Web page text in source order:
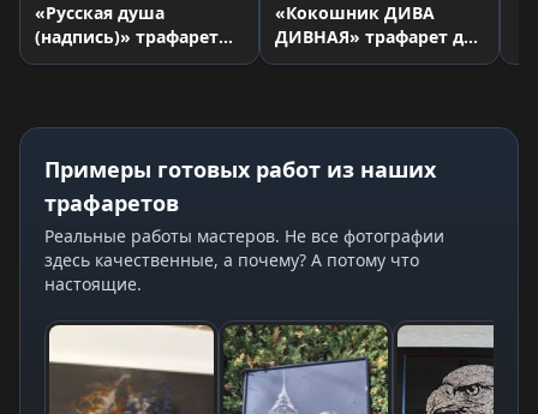
«Русская душа
(надпись)» трафарет
для страз
«Кокошник ДИВА
ДИВНАЯ» трафарет для
страз
Примеры готовых работ из наших
трафаретов
Реальные работы мастеров. Не все фотографии
здесь качественные, а почему? А потому что
настоящие.